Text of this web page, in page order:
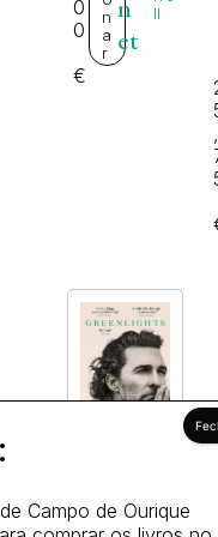
0
0
€
n
a
r
n
et
ll
Campo de Ourique